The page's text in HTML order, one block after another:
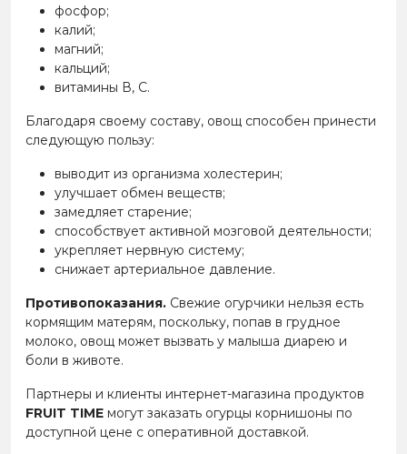
фосфор;
калий;
магний;
кальций;
витамины В, С.
Благодаря своему составу, овощ способен принести
следующую пользу:
выводит из организма холестерин;
улучшает обмен веществ;
замедляет старение;
способствует активной мозговой деятельности;
укрепляет нервную систему;
снижает артериальное давление.
Противопоказания. Свежие огурчики нельзя есть
кормящим матерям, поскольку, попав в грудное
молоко, овощ может вызвать у малыша диарею и
боли в животе.
Партнеры и клиенты интернет-магазина продуктов
FRUIT TIME могут заказать огурцы корнишоны по
доступной цене с оперативной доставкой.